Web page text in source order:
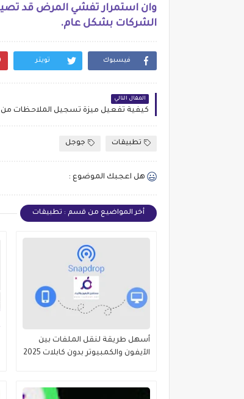
وان استمرار تفشي المرض قد
الشركات بشكل عام.
فيسبوك تويتر
المقال التالي
تطبيقات جوجل
هل اعجبك الموضوع :
أخر المواضيع من قسم : تطبيقات
أسهل طريقة لنقل الملفات بين
الآيفون والكمبيوتر بدون كابلات 2025